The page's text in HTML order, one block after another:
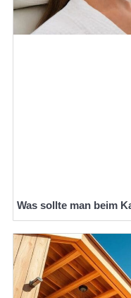
Was sollte man beim